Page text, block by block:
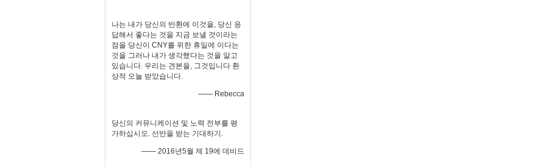
나는 내가 당신의 반환에 이것을, 당신 응
답해서 좋다는 것을 지금 보낼 것이라는
점을 당신이 CNY를 위한 휴일에 이다는
것을 그러나 내가 생각했다는 것을 알고
있습니다. 우리는 견본을, 그것입니다 환
상적 오늘 받았습니다.
—— Rebecca
당신의 커뮤니케이션 및 노력 전부를 평
가하십시오. 선반을 받는 기대하기.
—— 2016년5월 제 19에 데비드